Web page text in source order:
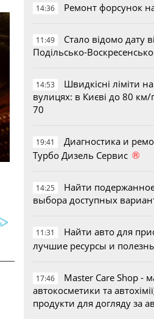
14:36 Ремонт форсунок
11:49
Стало відомо дату
Подільсько-
14:53
Швидкісні ліміти
вулицях: в Києві до 80 км/
70
19:41
Диагностика и
Турбо Дизель Сервис ®
14:25
Найти
выбора доступных
11:31
Найти авто для
лучшие ресурсы и
17:46
Master Care Shop -
автокосметики та
продукти для догляду за